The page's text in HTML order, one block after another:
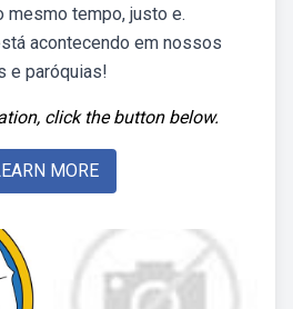
mesmo tempo, justo e.
acontecendo em nossos
e paróquias!
click the button below.
MORE